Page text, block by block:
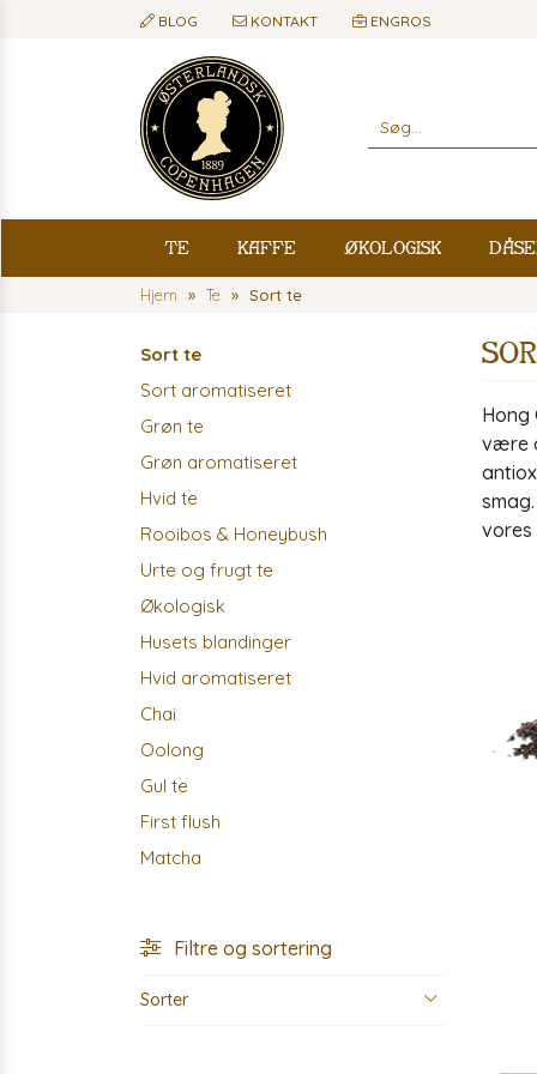
BLOG KONTAKT ENGROS
Te Kaffe Økologisk
Hjem Te Sort te
Sort te
Sort aromatiseret
Grøn te
Grøn aromatiseret
Hvid te
Rooibos & Honeybush
Urte og frugt te
Økologisk
Husets blandinger
Hvid aromatiseret
Chai
Oolong
Gul te
First flush
Matcha
Filtre og sortering
Sorter
Hong
være
vores